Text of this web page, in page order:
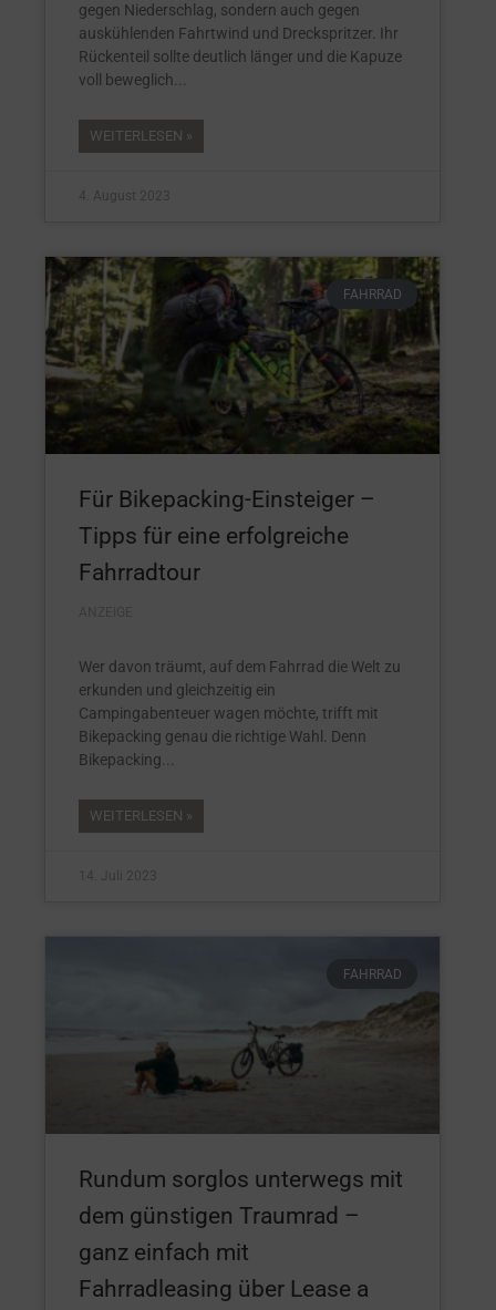
gegen Niederschlag, sondern auch gegen
auskühlenden Fahrtwind und Dreckspritzer. Ihr
Rückenteil sollte deutlich länger und die Kapuze
voll beweglich
WEITERLESEN »
4. August 2023
FAHRRAD
Für Bikepacking-Einsteiger –
Tipps für eine erfolgreiche
Fahrradtour
Wer davon träumt, auf dem Fahrrad die Welt zu
erkunden und gleichzeitig ein
Campingabenteuer wagen möchte, trifft mit
Bikepacking genau die richtige Wahl. Denn
Bikepacking
WEITERLESEN »
14. Juli 2023
FAHRRAD
Rundum sorglos unterwegs mit
dem günstigen Traumrad –
ganz einfach mit
Fahrradleasing über Lease a